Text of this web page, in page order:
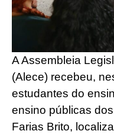
A Assembleia
(Alece) recebeu,
estudantes do
ensino públicas
Farias Brito,